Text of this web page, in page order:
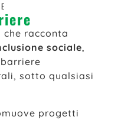
racconta
sociale,
sotto qualsiasi
progetti